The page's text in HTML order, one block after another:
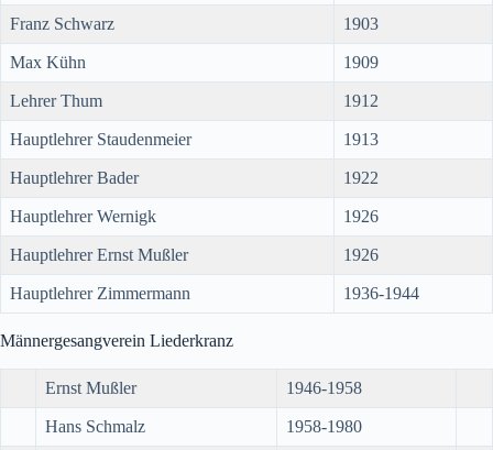
Franz Schwarz 1903
Max Kühn 1909
Lehrer Thum 1912
Hauptlehrer Staudenmeier 1913
Hauptlehrer Bader 1922
Hauptlehrer Wernigk 1926
Hauptlehrer Ernst Mußler 1926
Hauptlehrer Zimmermann 1936-1944
Männergesangverein Liederkranz
Ernst Mußler 1946-1958
Hans Schmalz 1958-1980